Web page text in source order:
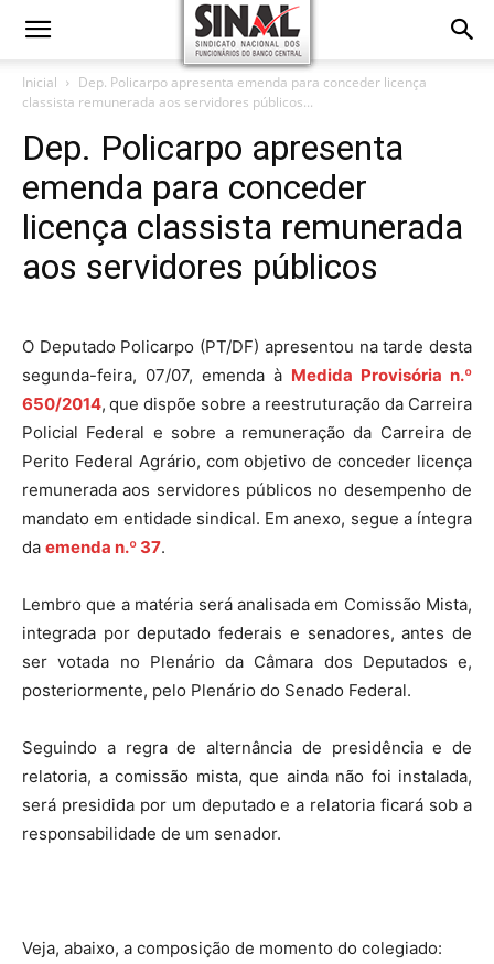
Inicial
Dep. Policarpo apresenta emenda para conceder licença
classista remunerada aos servidores públicos...
Dep. Policarpo apresenta
emenda para conceder
licença classista remunerada
aos servidores públicos
O Deputado Policarpo (PT/DF) apresentou na tarde desta
segunda-feira, 07/07, emenda à Medida Provisória n.º
650/2014, que dispõe sobre a reestruturação da Carreira
Policial Federal e sobre a remuneração da Carreira de
Perito Federal Agrário, com objetivo de conceder licença
remunerada aos servidores públicos no desempenho de
mandato em entidade sindical. Em anexo, segue a íntegra
da emenda n.º 37.
Lembro que a matéria será analisada em Comissão Mista,
integrada por deputado federais e senadores, antes de
ser votada no Plenário da Câmara dos Deputados e,
posteriormente, pelo Plenário do Senado Federal.
Seguindo a regra de alternância de presidência e de
relatoria, a comissão mista, que ainda não foi instalada,
será presidida por um deputado e a relatoria ficará sob a
responsabilidade de um senador.
Veja, abaixo, a composição de momento do colegiado: